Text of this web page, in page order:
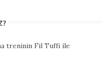
treninin Fil Tuffi ile